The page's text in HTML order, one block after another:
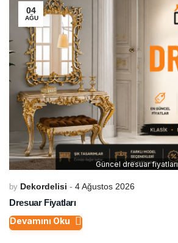
04
AĞU
Güncel dresuar fiyatları
by Dekordelisi 4 Ağustos 2026
Dresuar Fiyatları
Devamını Oku